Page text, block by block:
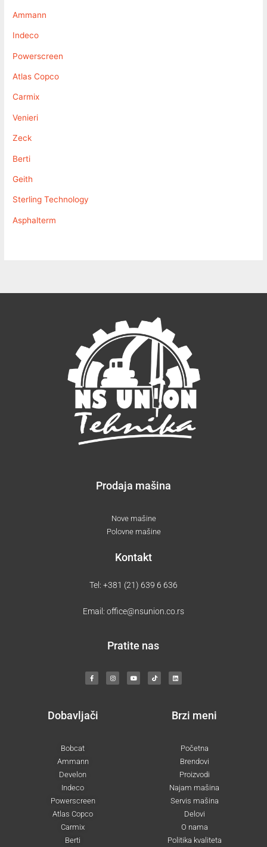
Ammann
Indeco
Powerscreen
Atlas Copco
Carmix
Venieri
Zeck
Berti
Geith
Sterling Technology
Asphalterm
Prodaja mašina
Nove mašine
Polovne mašine
Kontakt
Tel: +381 (21) 639 6 636
Email: office@nsunion.co.rs
Pratite nas
c
e
b
-
f
t
a
t
u
k
t
o
k
e
Dobavljači
Bobcat
Ammann
Develon
Indeco
Powerscreen
Atlas Copco
Carmix
Berti
Brzi meni
Početna
Brendovi
Proizvodi
Najam mašina
Servis mašina
Delovi
O nama
Politika kvaliteta